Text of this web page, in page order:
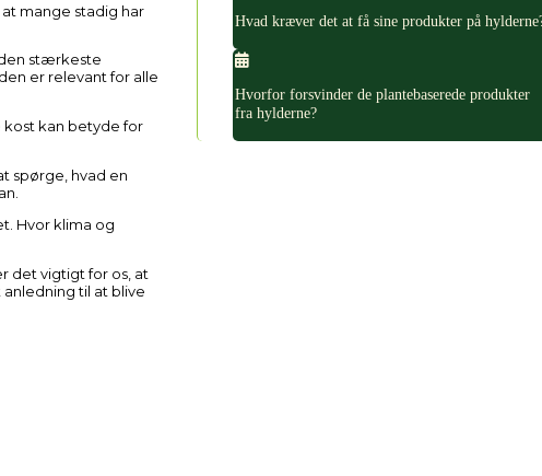
mange stadig har
stærkeste
er relevant for alle
kost kan betyde for
spørge, hvad en
Hvor klima og
det vigtigt for os, at
til at blive
Hvad kræver det at få sine produkter på
Hvorfor forsvinder de plantebaserede produkter
fra hylderne?